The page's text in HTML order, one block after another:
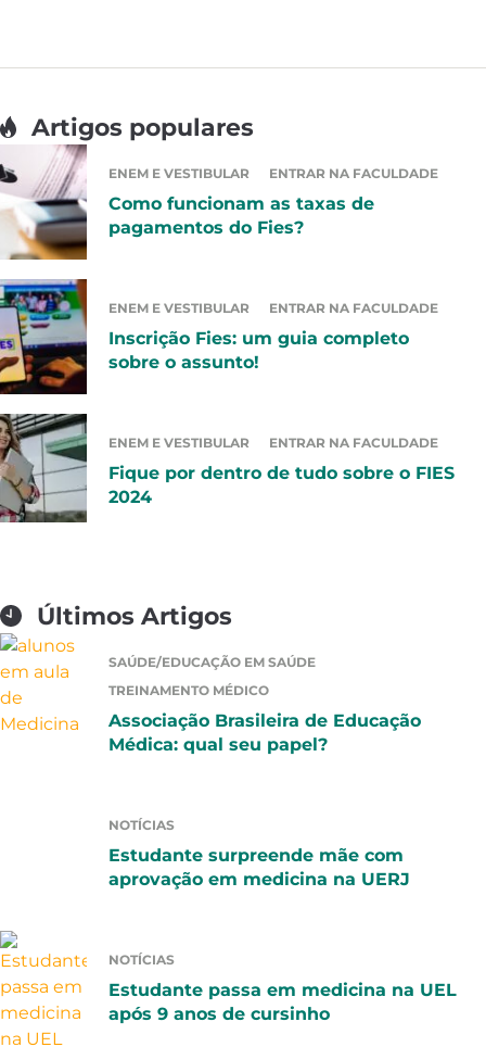
Artigos populares
ENEM E VESTIBULAR ENTRAR NA FACULDADE
Como funcionam as taxas de
pagamentos do Fies?
ENEM E VESTIBULAR ENTRAR NA FACULDADE
Inscrição Fies: um guia completo
sobre o assunto!
ENEM E VESTIBULAR ENTRAR NA FACULDADE
Fique por dentro de tudo sobre o FIES
2024
Últimos Artigos
SAÚDE/EDUCAÇÃO EM SAÚDE
TREINAMENTO MÉDICO
Associação Brasileira de Educação
Médica: qual seu papel?
NOTÍCIAS
Estudante surpreende mãe com
aprovação em medicina na UERJ
NOTÍCIAS
Estudante passa em medicina na UEL
após 9 anos de cursinho